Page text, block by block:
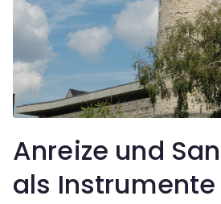
Anreize und
als Instrumente